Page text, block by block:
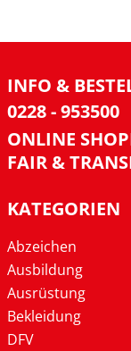
INFO &
0228 - 953500
ONLINE
FAIR &
KATEGORIEN
Abzeichen
Ausbildung
Ausrüstung
Bekleidung
DFV